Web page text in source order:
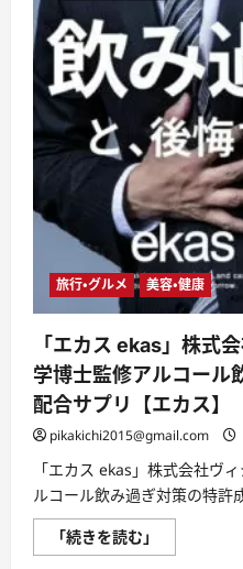
底
解
説】
評
判、
良
い
口
コ
ミ、
悪
い
口
コ
ミ、
メ
リ
ッ
ト
と
デ
リ
ッ
ト!!
に
つ
て
ら
に
読
旅行・グルメ 美容・健康
「エカス ekas」株式
学博士監修アルコール
配合サプリ【エカス】
pikakichi2015@gmail.com
「エカス ekas」株式会社ヴ
ルコール飲み過ぎ対策の特許
「続きを読む」
カ